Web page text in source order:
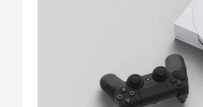
【悲報】人気配信者「はっきり言う、ジャング
海外「全部日本の真似だったのか…」 日本の普通
【艦これ】これがラ級ちゃんの水着modeか・・・
ぐらんぶる Season 3 第5話 感想：耕平がタレン
竹﨑由佳アナ ピタパンのお尻！！
【画像】令和最新版のあのちゃん、可愛過ぎてワ
【画像】日焼け口リの締まったお尻っていいよね！
熊本･八代港で自衛隊の「病院船」が医療提供開
【悲報】コメ農家「高市総理には愛想尽かした
【悲報】かつての「快楽天」が微妙になったわけ
【有能】政府「トラックはサービスエリア利用有